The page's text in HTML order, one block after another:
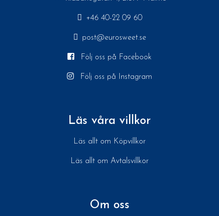
+46 40-22 09 60
post@eurosweet.se
Följ oss på Facebook
Följ oss på Instagram
Läs våra villkor
Läs allt om Köpvillkor
Läs allt om Avtalsvillkor
Om oss